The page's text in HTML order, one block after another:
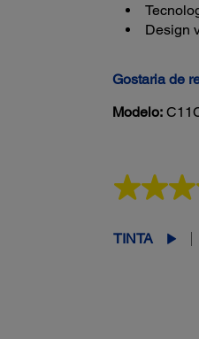
Design
Gostaria de
Modelo:
5.0
estrelas,
TINTA